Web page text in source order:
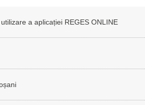
a aplicației REGES ONLINE